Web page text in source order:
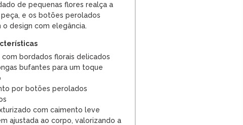
de pequenas flores realça a
e os botões perolados
design com elegância.
com bordados florais delicados
bufantes para um toque
por botões perolados
com caimento leve
ajustada ao corpo, valorizando a